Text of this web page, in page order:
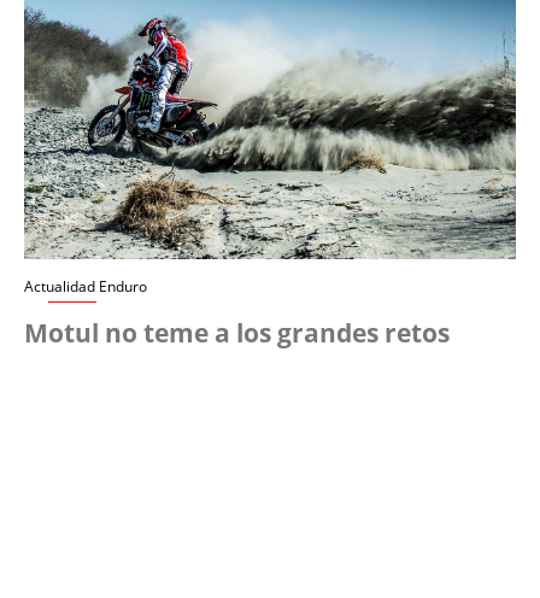
Actualidad Enduro
Motul no teme a los grandes retos